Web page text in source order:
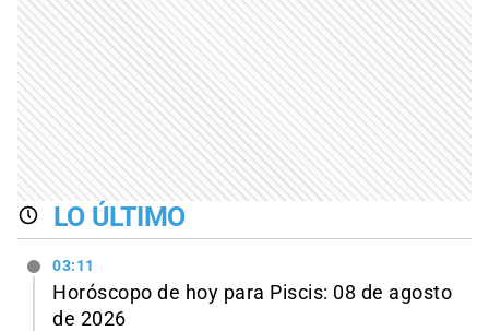
LO ÚLTIMO
03:11
Horóscopo de hoy para Piscis: 08 de agosto
de 2026